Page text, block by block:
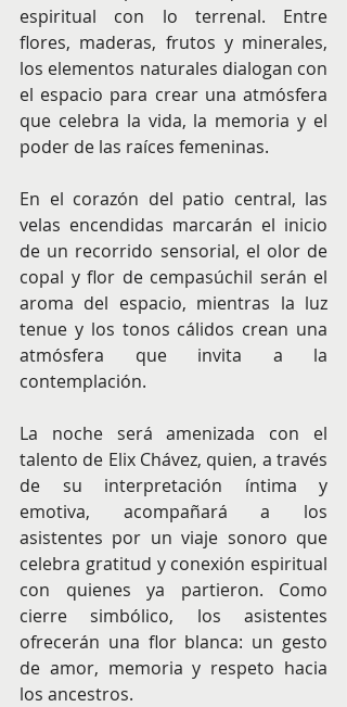
espiritual con lo terrenal. Entre
flores, maderas, frutos y minerales,
los elementos naturales dialogan con
el espacio para crear una atmósfera
que celebra la vida, la memoria y el
poder de las raíces femeninas.
En el corazón del patio central, las
velas encendidas marcarán el inicio
de un recorrido sensorial, el olor de
copal y flor de cempasúchil serán el
aroma del espacio, mientras la luz
tenue y los tonos cálidos crean una
atmósfera que invita a la
contemplación.
La noche será amenizada con el
talento de Elix Chávez, quien, a través
de su interpretación íntima y
emotiva, acompañará a los
asistentes por un viaje sonoro que
celebra gratitud y conexión espiritual
con quienes ya partieron. Como
cierre simbólico, los asistentes
ofrecerán una flor blanca: un gesto
de amor, memoria y respeto hacia
los ancestros. ​